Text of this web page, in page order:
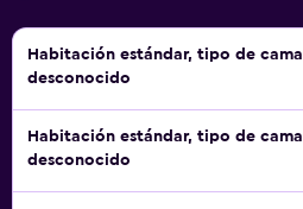
Kensington y Hyde Park.
Habitación estándar, tipo de cama
desconocido
Habitación estándar, tipo de cama
desconocido